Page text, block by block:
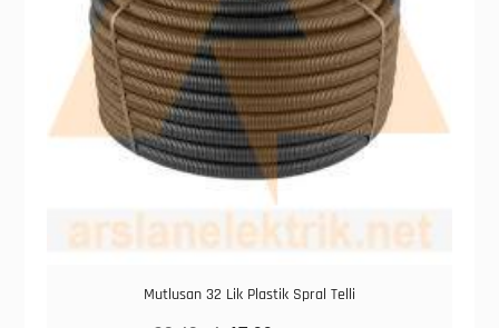
Mutlusan 32 Lik Plastik Spral Telli